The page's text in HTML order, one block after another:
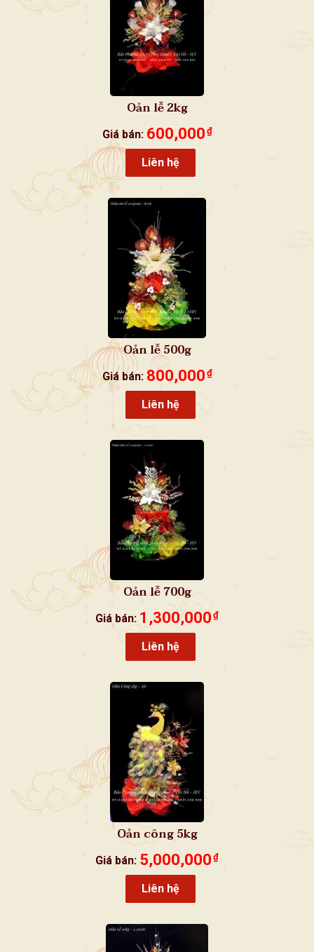
Oản lễ 2kg
Giá bán: 600,000 ₫
Liên hệ
Oản lễ 500g
Giá bán: 800,000 ₫
Liên hệ
Oản lễ 700g
Giá bán: 1,300,000 ₫
Liên hệ
Oản công 5kg
Giá bán: 5,000,000 ₫
Liên hệ